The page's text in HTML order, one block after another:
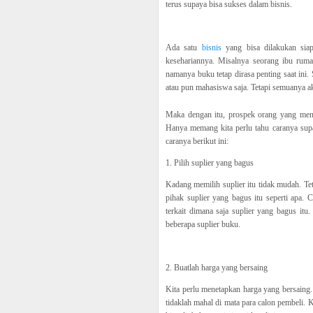
terus supaya bisa sukses dalam bisnis.
Ada satu bisnisyang bisa dilakukan
kesehariannya. Misalnya seorang ibu
namanya buku tetap dirasa penting saat
atau pun mahasiswa saja. Tetapi semuanya
Maka dengan itu, prospek orang yang
Hanya memang kita perlu tahu caranya
caranya berikut ini:
1. Pilih suplier yang bagus
Kadang memilih suplier itu tidak mudah.
pihak suplier yang bagus itu seperti apa.
terkait dimana saja suplier yang bagus
beberapa suplier buku.
2. Buatlah harga yang bersaing
Kita perlu menetapkan harga yang
tidaklah mahal di mata para calon pembeli.